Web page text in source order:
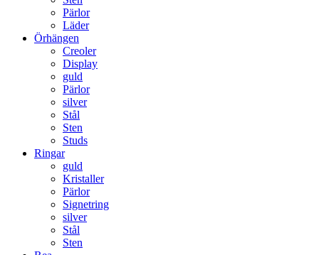
Pärlor
Läder
Örhängen
Creoler
Display
guld
Pärlor
silver
Stål
Sten
Studs
Ringar
guld
Kristaller
Pärlor
Signetring
silver
Stål
Sten